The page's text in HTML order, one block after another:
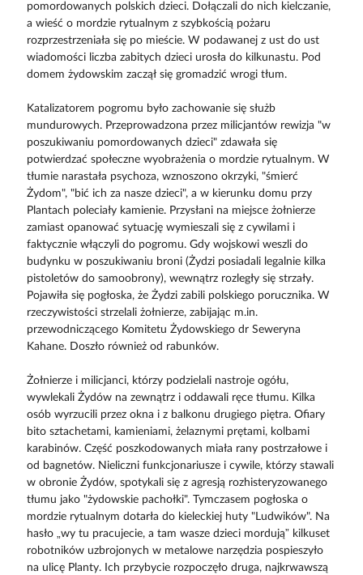
pomordowanych polskich dzieci. Dołączali do nich kielczanie,
a wieść o mordzie rytualnym z szybkością pożaru
rozprzestrzeniała się po mieście. W podawanej z ust do ust
wiadomości liczba zabitych dzieci urosła do kilkunastu. Pod
domem żydowskim zaczął się gromadzić wrogi tłum.
Katalizatorem pogromu było zachowanie się służb
mundurowych. Przeprowadzona przez milicjantów rewizja "w
poszukiwaniu pomordowanych dzieci" zdawała się
potwierdzać społeczne wyobrażenia o mordzie rytualnym. W
tłumie narastała psychoza, wznoszono okrzyki, "śmierć
Żydom", "bić ich za nasze dzieci", a w kierunku domu przy
Plantach poleciały kamienie. Przysłani na miejsce żołnierze
zamiast opanować sytuację wymieszali się z cywilami i
faktycznie włączyli do pogromu. Gdy wojskowi weszli do
budynku w poszukiwaniu broni (Żydzi posiadali legalnie kilka
pistoletów do samoobrony), wewnątrz rozległy się strzały.
Pojawiła się pogłoska, że Żydzi zabili polskiego porucznika. W
rzeczywistości strzelali żołnierze, zabijając m.in.
przewodniczącego Komitetu Żydowskiego dr Seweryna
Kahane. Doszło również od rabunków.
Żołnierze i milicjanci, którzy podzielali nastroje ogółu,
wywlekali Żydów na zewnątrz i oddawali ręce tłumu. Kilka
osób wyrzucili przez okna i z balkonu drugiego piętra. Ofiary
bito sztachetami, kamieniami, żelaznymi prętami, kolbami
karabinów. Część poszkodowanych miała rany postrzałowe i
od bagnetów. Nieliczni funkcjonariusze i cywile, którzy stawali
w obronie Żydów, spotykali się z agresją rozhisteryzowanego
tłumu jako "żydowskie pachołki". Tymczasem pogłoska o
mordzie rytualnym dotarła do kieleckiej huty "Ludwików". Na
hasło „wy tu pracujecie, a tam wasze dzieci mordują” kilkuset
robotników uzbrojonych w metalowe narzędzia pospieszyło
na ulicę Planty. Ich przybycie rozpoczęło druga, najkrwawszą